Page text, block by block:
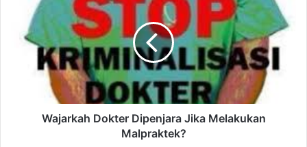
Wajarkah Dokter Dipenjara Jika Melakukan
Malpraktek?